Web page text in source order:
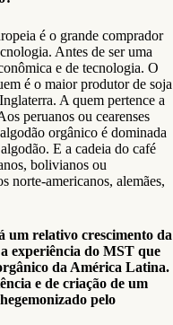
é o grande comprador
Antes de ser uma
e de tecnologia. O
é o maior produtor de soja
A quem pertence a
peruanos ou cearenses
orgânico é dominada
E a cadeia do café
bolivianos ou
norte-americanos, alemães,
um relativo crescimento da
experiência do MST que
da América Latina.
e de criação de um
pelo